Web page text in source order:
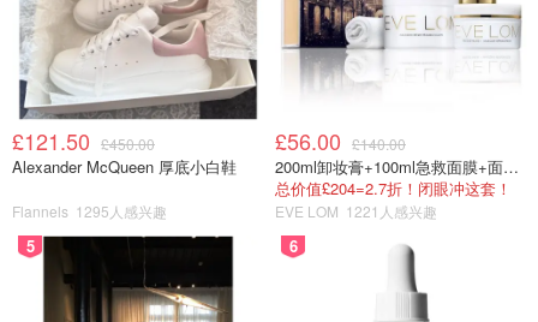
£121.50 £450.00
Alexander McQueen 厚底小白鞋
Flannels 1295人感兴趣
£56.00 £140.00
200ml卸妆膏+100ml急救面膜+面霜+洁颜布
总价值£204=2.7折！闭眼冲这套！
EVE LOM 1221人感兴趣
5 6